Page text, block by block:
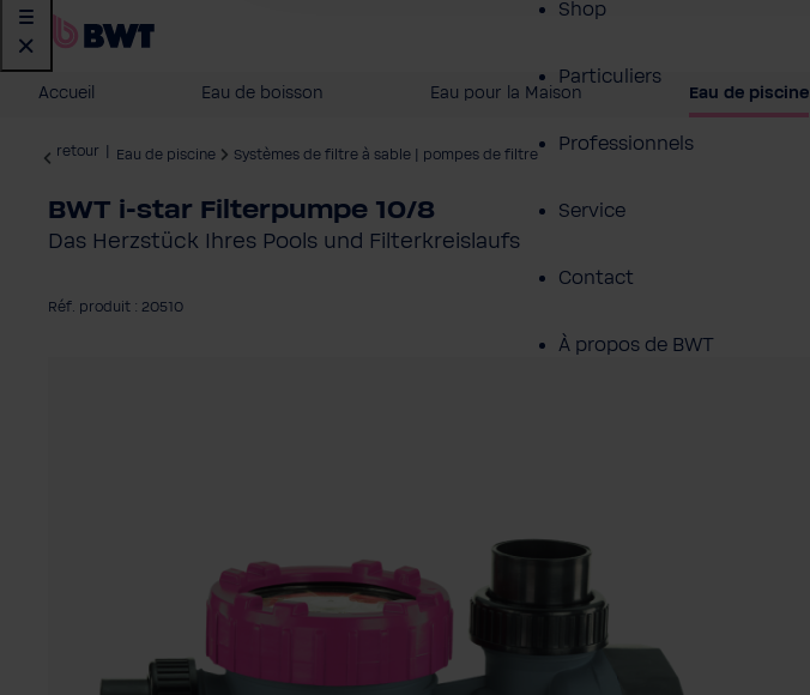
Shop
Particuliers
Professionnels
Service
Contact
À propos de BWT
Accueil Eau de boisson Eau pour la Maison Eau de piscine
retour Eau de piscine Systèmes de filtre à sable | pompes de filtre
BWT i-star Filterpumpe 10/8
Das Herzstück Ihres Pools und Filterkreislaufs
Réf. produit : 20510